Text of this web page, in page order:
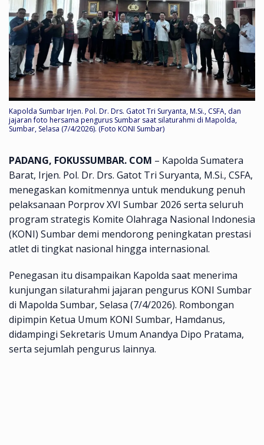
Kapolda Sumbar Irjen. Pol. Dr. Drs. Gatot Tri Suryanta, M.Si., CSFA, dan
jajaran foto hersama pengurus Sumbar saat silaturahmi di Mapolda,
Sumbar, Selasa (7/4/2026). (Foto KONI Sumbar)
PADANG, FOKUSSUMBAR. COM – Kapolda Sumatera
Barat, Irjen. Pol. Dr. Drs. Gatot Tri Suryanta, M.Si., CSFA,
menegaskan komitmennya untuk mendukung penuh
pelaksanaan Porprov XVI Sumbar 2026 serta seluruh
program strategis Komite Olahraga Nasional Indonesia
(KONI) Sumbar demi mendorong peningkatan prestasi
atlet di tingkat nasional hingga internasional.
Penegasan itu disampaikan Kapolda saat menerima
kunjungan silaturahmi jajaran pengurus KONI Sumbar
di Mapolda Sumbar, Selasa (7/4/2026). Rombongan
dipimpin Ketua Umum KONI Sumbar, Hamdanus,
didampingi Sekretaris Umum Anandya Dipo Pratama,
serta sejumlah pengurus lainnya.